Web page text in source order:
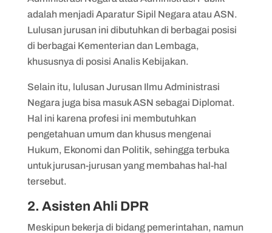
adalah menjadi Aparatur Sipil Negara atau ASN.
Lulusan jurusan ini dibutuhkan di berbagai posisi
di berbagai Kementerian dan Lembaga,
khususnya di posisi Analis Kebijakan.
Selain itu, lulusan Jurusan Ilmu Administrasi
Negara juga bisa masuk ASN sebagai Diplomat.
Hal ini karena profesi ini membutuhkan
pengetahuan umum dan khusus mengenai
Hukum, Ekonomi dan Politik, sehingga terbuka
untuk jurusan-jurusan yang membahas hal-hal
tersebut.
2. Asisten Ahli DPR
Meskipun bekerja di bidang pemerintahan, namun